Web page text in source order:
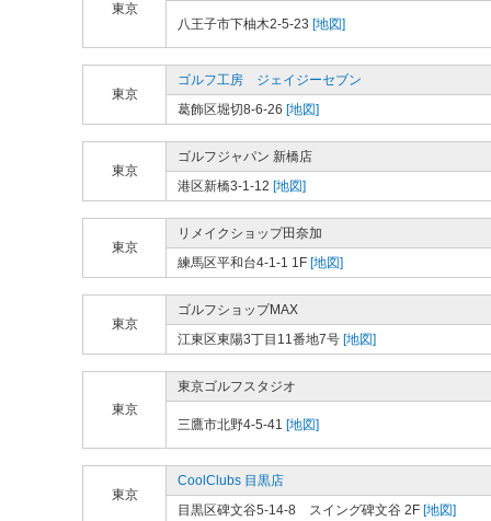
東京
八王子市下柚木2-5-23 [地図]
東京
ゴルフ工房 ジェイジーセブン
葛飾区堀切8-6-26 [地図]
東京
ゴルフジャパン 新橋店
港区新橋3-1-12 [地図]
東京
リメイクショップ田奈加
練馬区平和台4-1-1 1F [地図]
東京
ゴルフショップMAX
江東区東陽3丁目11番地7号 [地図]
東京
東京ゴルフスタジオ
三鷹市北野4-5-41 [地図]
東京
CoolClubs 目黒店
目黒区碑文谷5-14-8 スイング碑文谷 2F [地図]